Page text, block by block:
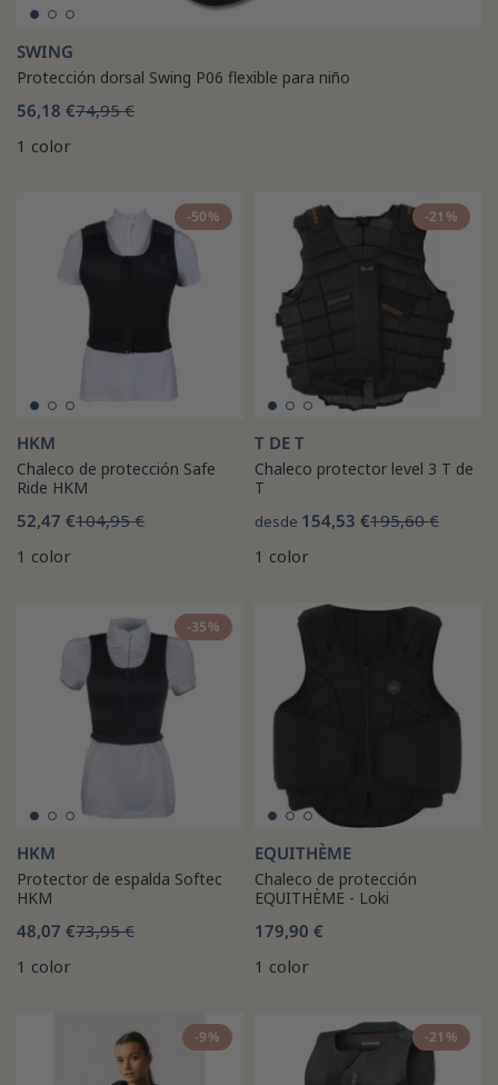
SWING
Protección dorsal Swing P06 flexible para niño
56,18 €74,95 €
1 color
-50%
HKM
Chaleco de protección Safe
Ride HKM
52,47 €104,95 €
1 color
-21%
T DE T
Chaleco protector level 3 T de
T
desde 154,53 €195,60 €
1 color
-35%
HKM
Protector de espalda Softec
HKM
48,07 €73,95 €
1 color
EQUITHÈME
Chaleco de protección
EQUITHÈME - Loki
179,90 €
1 color
-9% -21%